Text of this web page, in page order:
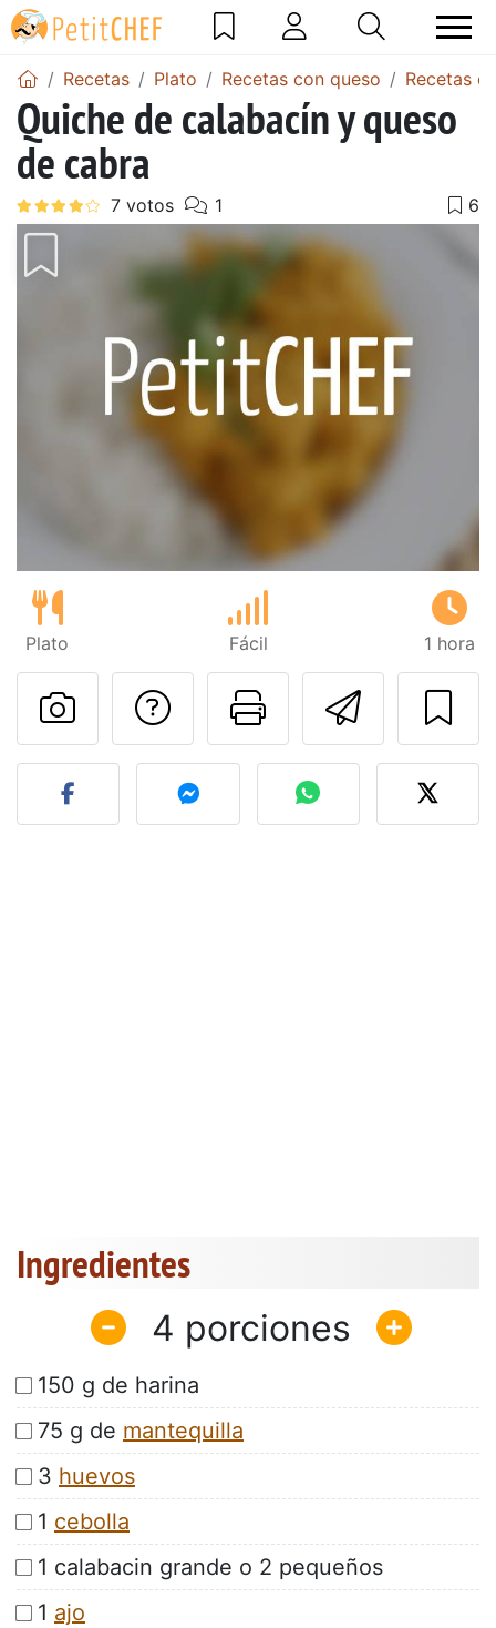
Recetas Plato Recetas con queso Recetas
Quiche de calabacín y queso
de cabra
Plato Fácil 1 hora
Imprimir
Preguntar al autor
Publicar la foto de esta
Ingredientes
4
150 g de harina
75 g de mantequilla
3 huevos
1 cebolla
1 calabacin grande o 2 pequeños
1 ajo